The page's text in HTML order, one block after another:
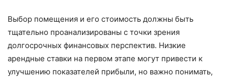
Выбор помещения и его стоимость должны быть
тщательно проанализированы с точки зрения
долгосрочных финансовых перспектив. Низкие
арендные ставки на первом этапе могут привести к
улучшению показателей прибыли, но важно понимать,